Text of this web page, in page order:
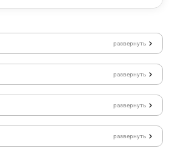
развернуть
развернуть
развернуть
развернуть